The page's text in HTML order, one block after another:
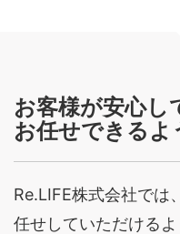
お客様が安心し
お任せできるよ
Re.LIFE株式会社では
任せしていただける